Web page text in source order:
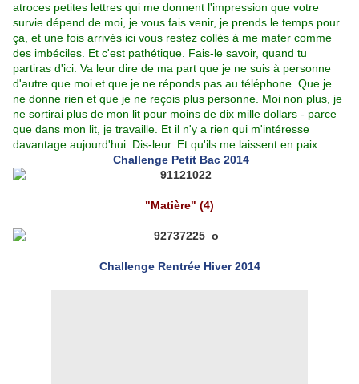
atroces petites lettres qui me donnent l'impression que votre
survie dépend de moi, je vous fais venir, je prends le temps pour
ça, et une fois arrivés ici vous restez collés à me mater comme
des imbéciles. Et c'est pathétique. Fais-le savoir, quand tu
partiras d'ici. Va leur dire de ma part que je ne suis à personne
d'autre que moi et que je ne réponds pas au téléphone. Que je
ne donne rien et que je ne reçois plus personne. Moi non plus, je
ne sortirai plus de mon lit pour moins de dix mille dollars - parce
que dans mon lit, je travaille. Et il n'y a rien qui m'intéresse
davantage aujourd'hui. Dis-leur. Et qu'ils me laissent en paix.
Challenge Petit Bac 2014
"Matière" (4)
Challenge Rentrée Hiver 2014